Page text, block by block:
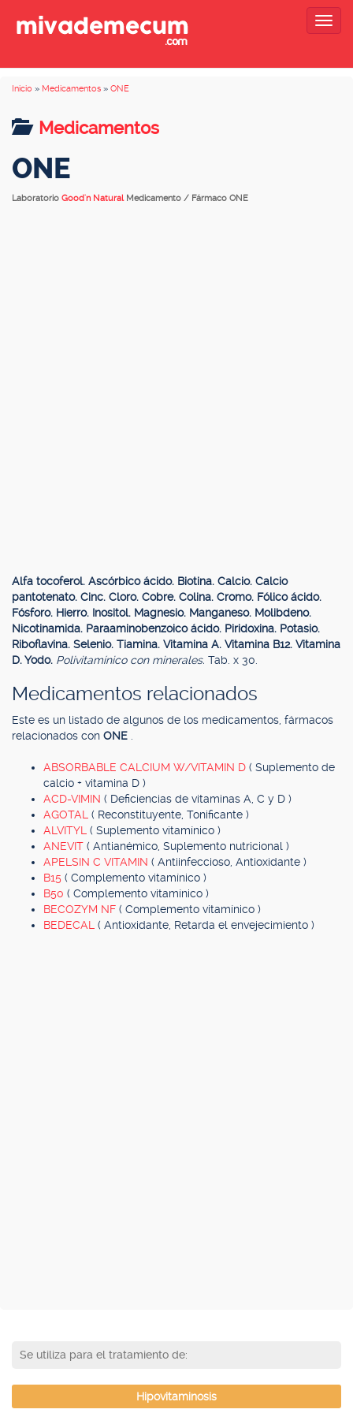
Inicio » Medicamentos » ONE
Medicamentos
ONE
Laboratorio Good'n Natural Medicamento / Fármaco ONE
Alfa tocoferol. Ascórbico ácido. Biotina. Calcio. Calcio
pantotenato. Cinc. Cloro. Cobre. Colina. Cromo. Fólico ácido.
Fósforo. Hierro. Inositol. Magnesio. Manganeso. Molibdeno.
Nicotinamida. Paraaminobenzoico ácido. Piridoxina. Potasio.
Riboflavina. Selenio. Tiamina. Vitamina A. Vitamina B12. Vitamina
D. Yodo. Polivitamínico con minerales. Tab. x 30.
Medicamentos relacionados
Este es un listado de algunos de los medicamentos, fármacos
relacionados con ONE
ABSORBABLE CALCIUM W/VITAMIN D ( Suplemento de
calcio + vitamina D )
ACD-VIMIN ( Deficiencias de vitaminas A, C y D )
AGOTAL ( Reconstituyente, Tonificante )
ALVITYL ( Suplemento vitamínico )
ANEVIT ( Antianémico, Suplemento nutricional )
APELSIN C VITAMIN ( Antiinfeccioso, Antioxidante )
B15 ( Complemento vitamínico )
B50 ( Complemento vitamínico )
BECOZYM NF ( Complemento vitamínico )
BEDECAL ( Antioxidante, Retarda el envejecimiento )
Se utiliza para el tratamiento de:
Hipovitaminosis